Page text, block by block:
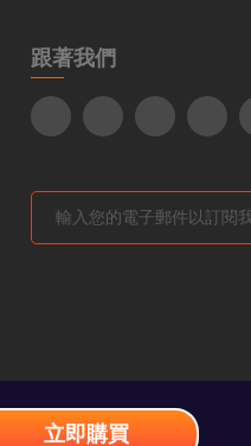
立即購買
跟著我們